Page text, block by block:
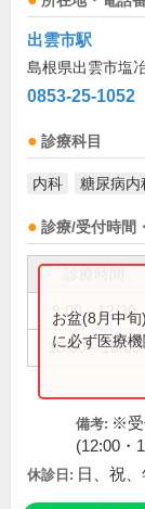
出雲市駅
島根県出雲市塩
0853-25-1052
診療科目
内科 糖尿病内
診療/受付時間
9:00～12:30
15:00～18:00
お盆(8月中
に必ず医療
備考: ※受
(12:00・
休診日: 日、祝